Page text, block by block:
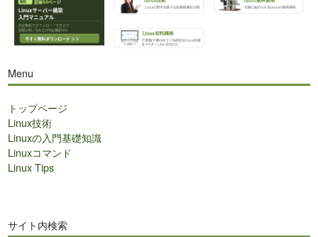
Menu
トップページ
Linux技術
Linuxの入門基礎知識
Linuxコマンド
Linux Tips
サイト内検索